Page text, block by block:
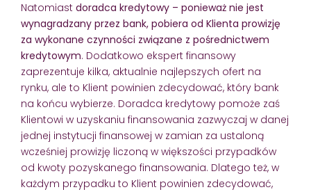
Natomiast doradca kredytowy – ponieważ nie jest
wynagradzany przez bank, pobiera od Klienta prowizję
za wykonane czynności związane z pośrednictwem
kredytowym. Dodatkowo ekspert finansowy
zaprezentuje kilka, aktualnie najlepszych ofert na
rynku, ale to Klient powinien zdecydować, który bank
na końcu wybierze. Doradca kredytowy pomoże zaś
Klientowi w uzyskaniu finansowania zazwyczaj w danej
jednej instytucji finansowej w zamian za ustaloną
wcześniej prowizję liczoną w większości przypadków
od kwoty pozyskanego finansowania. Dlatego też, w
każdym przypadku to Klient powinien zdecydować,